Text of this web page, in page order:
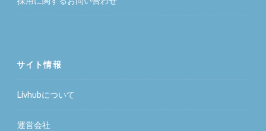
サイト情報
Livhubについて
運営会社